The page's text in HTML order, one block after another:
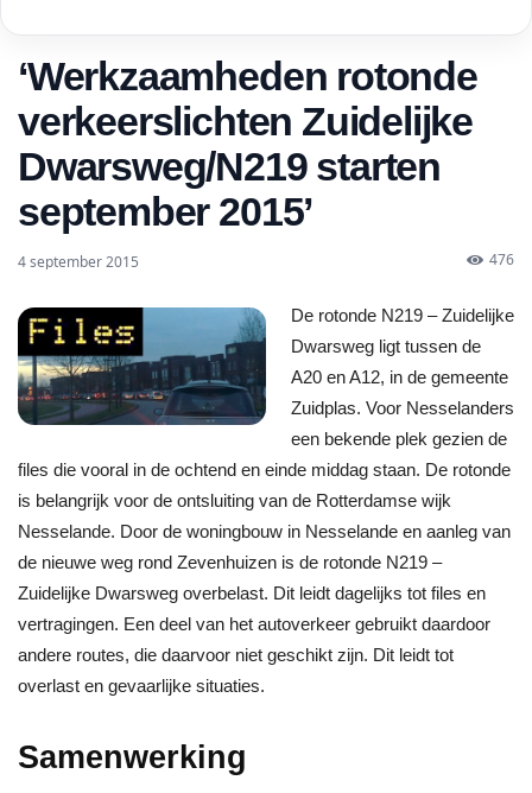
‘Werkzaamheden rotonde
verkeerslichten Zuidelijke
Dwarsweg/N219 starten
september 2015’
4 september 2015 476
De rotonde N219 – Zuidelijke
Dwarsweg ligt tussen de
A20 en A12, in de gemeente
Zuidplas. Voor Nesselanders
een bekende plek gezien de
files die vooral in de ochtend en einde middag staan. De rotonde
is belangrijk voor de ontsluiting van de Rotterdamse wijk
Nesselande. Door de woningbouw in Nesselande en aanleg van
de nieuwe weg rond Zevenhuizen is de rotonde N219 –
Zuidelijke Dwarsweg overbelast. Dit leidt dagelijks tot files en
vertragingen. Een deel van het autoverkeer gebruikt daardoor
andere routes, die daarvoor niet geschikt zijn. Dit leidt tot
overlast en gevaarlijke situaties.
Samenwerking